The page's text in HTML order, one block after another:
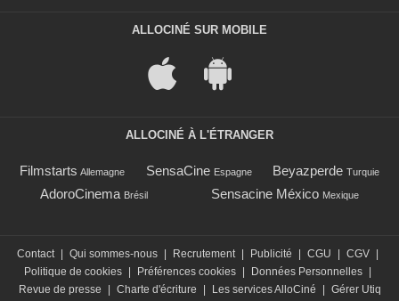
ALLOCINÉ SUR MOBILE
ALLOCINÉ À L'ÉTRANGER
Filmstarts Allemagne SensaCine Espagne Beyazperde Turquie
AdoroCinema Brésil Sensacine México Mexique
Contact Qui sommes-nous Recrutement Publicité CGU CGV
Politique de cookies
Préférences cookies Données Personnelles
Revue de presse
Charte d'écriture Les services AlloCiné Gérer Utiq